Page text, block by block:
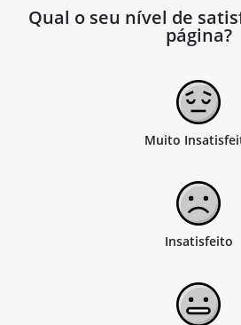
Qual o seu nível de
página?